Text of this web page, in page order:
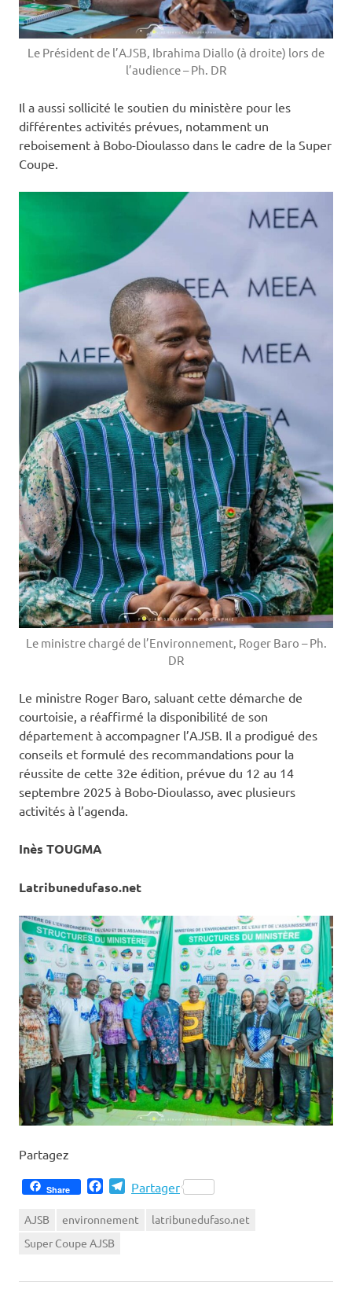
Le Président de l’AJSB, Ibrahima Diallo (à droite) lors de
l’audience – Ph. DR
Il a aussi sollicité le soutien du ministère pour les
différentes activités prévues, notamment un
reboisement à Bobo-Dioulasso dans le cadre de la Super
Coupe.
Le ministre chargé de l’Environnement, Roger Baro – Ph.
DR
Le ministre Roger Baro, saluant cette démarche de
courtoisie, a réaffirmé la disponibilité de son
département à accompagner l’AJSB. Il a prodigué des
conseils et formulé des recommandations pour la
réussite de cette 32e édition, prévue du 12 au 14
septembre 2025 à Bobo-Dioulasso, avec plusieurs
activités à l’agenda.
Inès TOUGMA
Latribunedufaso.net
Partagez
Share FacebookTelegram
Partager
AJSB environnement
latribunedufaso.net
Super Coupe AJSB